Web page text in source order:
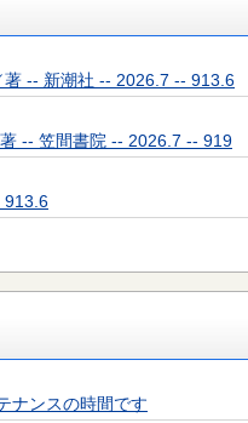
著 -- 新潮社 -- 2026.7 -- 913.6
-- 笠間書院 -- 2026.7 -- 919
913.6
ナンスの時間です